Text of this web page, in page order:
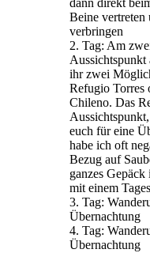
dann direkt
Beine vertreten
verbringen
2. Tag: Am
Aussichtspunkt
ihr zwei
Refugio Torres
Chileno. Das
euch für eine
habe ich oft
Bezug auf
ganzes
mit einem
3. Tag:
Übernachtung
4. Tag:
Übernachtung